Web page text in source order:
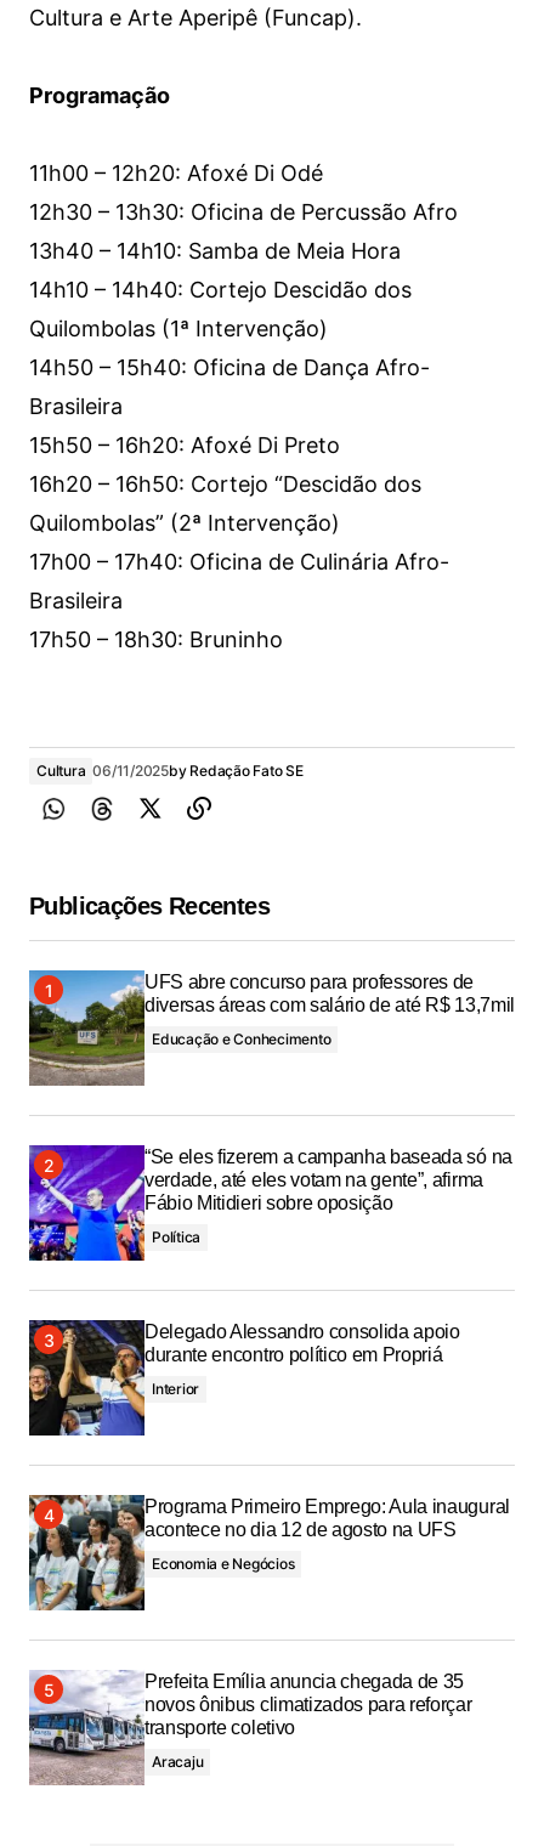
Cultura e Arte Aperipê (Funcap).
Programação
11h00 – 12h20: Afoxé Di Odé
12h30 – 13h30: Oficina de Percussão Afro
13h40 – 14h10: Samba de Meia Hora
14h10 – 14h40: Cortejo Descidão dos
Quilombolas (1ª Intervenção)
14h50 – 15h40: Oficina de Dança Afro-
Brasileira
15h50 – 16h20: Afoxé Di Preto
16h20 – 16h50: Cortejo “Descidão dos
Quilombolas” (2ª Intervenção)
17h00 – 17h40: Oficina de Culinária Afro-
Brasileira
17h50 – 18h30: Bruninho
Cultura 06/11/2025by Redação Fato SE
Publicações Recentes
UFS abre concurso para professores de
diversas áreas com salário de até R$ 13,7mil
Educação e Conhecimento
“Se eles fizerem a campanha baseada só na
verdade, até eles votam na gente”, afirma
Fábio Mitidieri sobre oposição
Política
Delegado Alessandro consolida apoio
durante encontro político em Propriá
Interior
Programa Primeiro Emprego: Aula inaugural
acontece no dia 12 de agosto na UFS
Economia e Negócios
Prefeita Emília anuncia chegada de 35
novos ônibus climatizados para reforçar
transporte coletivo
Aracaju